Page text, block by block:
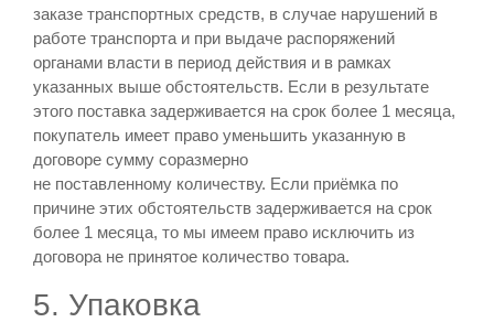
заказе транспортных средств, в случае нарушений в
работе транспорта и при выдаче распоряжений
органами власти в период действия и в рамках
указанных выше обстоятельств. Если в результате
этого поставка задерживается на срок более 1 месяца,
покупатель имеет право уменьшить указанную в
договоре сумму соразмерно
не поставленному количеству. Если приёмка по
причине этих обстоятельств задерживается на срок
более 1 месяца, то мы имеем право исключить из
договора не принятое количество товара.
5. Упаковка